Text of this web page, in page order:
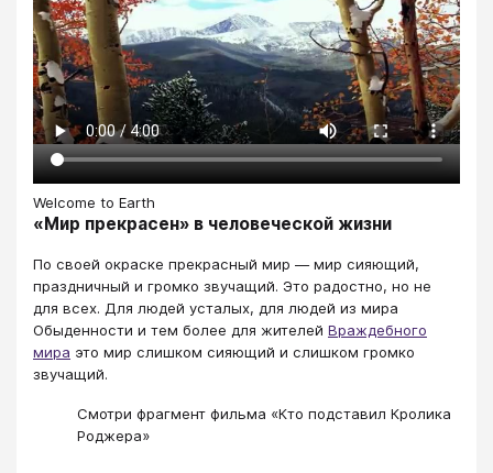
Welcome to Earth
«Мир прекрасен» в человеческой жизни
По своей окраске прекрасный мир — мир сияющий,
праздничный и громко звучащий. Это радостно, но не
для всех. Для людей усталых, для людей из мира
Обыденности и тем более для жителей Враждебного
мира это мир слишком сияющий и слишком громко
звучащий.
Смотри фрагмент фильма «Кто подставил Кролика
Роджера»